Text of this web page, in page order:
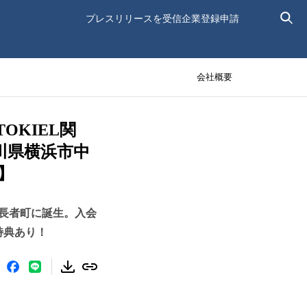
プレスリリースを受信企業登録申請
会社概要
関
県横浜市中
者町に誕生。入会
あり！